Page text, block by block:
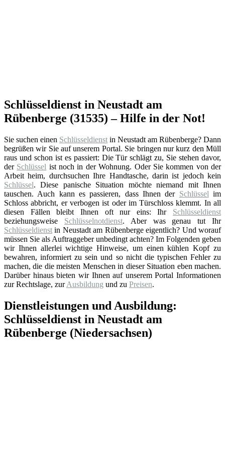
Schlüsseldienst in Neustadt am
Rübenberge (31535) – Hilfe in der Not!
Sie suchen einen Schlüsseldienst in Neustadt am Rübenberge? Dann
begrüßen wir Sie auf unserem Portal. Sie bringen nur kurz den Müll
raus und schon ist es passiert: Die Tür schlägt zu, Sie stehen davor,
der Schlüssel ist noch in der Wohnung. Oder Sie kommen von der
Arbeit heim, durchsuchen Ihre Handtasche, darin ist jedoch kein
Schlüssel. Diese panische Situation möchte niemand mit Ihnen
tauschen. Auch kann es passieren, dass Ihnen der Schlüssel im
Schloss abbricht, er verbogen ist oder im Türschloss klemmt. In all
diesen Fällen bleibt Ihnen oft nur eins: Ihr Schlüsseldienst
beziehungsweise Schlüsselnotdienst. Aber was genau tut Ihr
Schlüsseldienst in Neustadt am Rübenberge eigentlich? Und worauf
müssen Sie als Auftraggeber unbedingt achten? Im Folgenden geben
wir Ihnen allerlei wichtige Hinweise, um einen kühlen Kopf zu
bewahren, informiert zu sein und so nicht die typischen Fehler zu
machen, die die meisten Menschen in dieser Situation eben machen.
Darüber hinaus bieten wir Ihnen auf unserem Portal Informationen
zur Rechtslage, zurAusbildung und zu Preisen.
Dienstleistungen und Ausbildung:
Schlüsseldienst in Neustadt am
Rübenberge (Niedersachsen)